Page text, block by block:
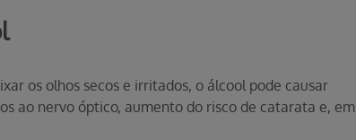
os olhos secos e irritados, o álcool pode causar
ao nervo óptico, aumento do risco de catarata e, em